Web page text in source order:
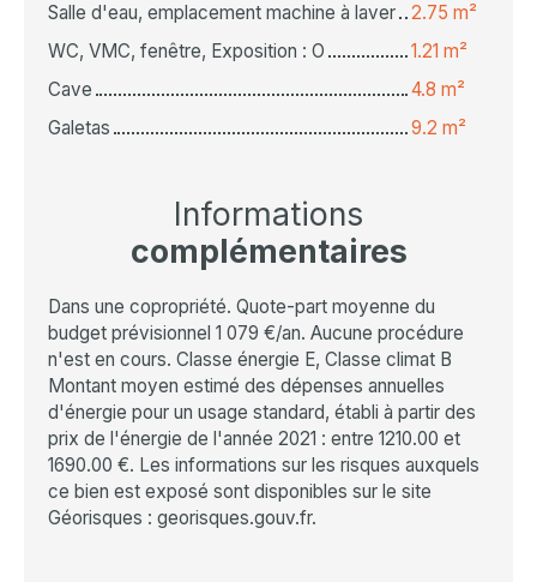
Salle d'eau, emplacement machine à laver
2.75 m²
WC, VMC, fenêtre, Exposition : O
1.21 m²
Cave
4.8 m²
Galetas
9.2 m²
Informations
complémentaires
Dans une copropriété. Quote-part moyenne du
budget prévisionnel 1 079 €/an. Aucune procédure
n'est en cours. Classe énergie E, Classe climat B
Montant moyen estimé des dépenses annuelles
d'énergie pour un usage standard, établi à partir des
prix de l'énergie de l'année 2021 : entre 1210.00 et
1690.00 €. Les informations sur les risques auxquels
ce bien est exposé sont disponibles sur le site
Géorisques : georisques.gouv.fr.